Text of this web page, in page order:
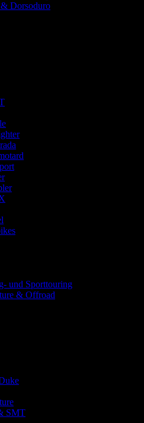
Dorsoduro
und Sporttouring
& Offroad
SMT